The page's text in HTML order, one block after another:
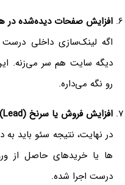
افزایش صفحات دیده‌شده در هر
اگه لینک‌سازی داخلی درست
دیگه سایت هم سر می‌زنه.
رو نگه می‌داره.
افزایش فروش یا سرنخ (Lead)
در نهایت، نتیجه سئو باید
ها یا خریدهای حاصل از
درست اجرا شده.